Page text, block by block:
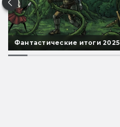
Фантастические итоги 2025